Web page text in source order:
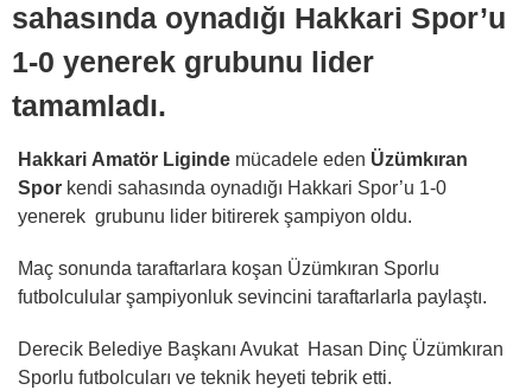
sahasında oynadığı Hakkari Spor’u
1-0 yenerek grubunu lider
tamamladı.
Hakkari Amatör Liginde mücadele eden Üzümkıran
Spor kendi sahasında oynadığı Hakkari Spor’u 1-0
yenerek grubunu lider bitirerek şampiyon oldu.
Maç sonunda taraftarlara koşan Üzümkıran Sporlu
futbolculular şampiyonluk sevincini taraftarlarla paylaştı.
Derecik Belediye Başkanı Avukat Hasan Dinç Üzümkıran
Sporlu futbolcuları ve teknik heyeti tebrik etti.